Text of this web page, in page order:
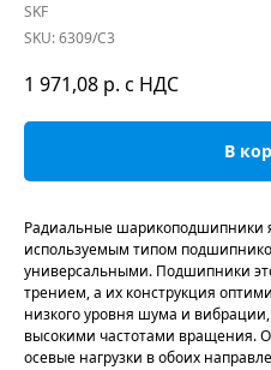
SKF
SKU:6309/C3
1 971,08 р. с НДС
В
Радиальные шарикоподшипники
используемым типом
универсальными. Подшипники
трением, а их конструкция
низкого уровня шума и
высокими частотами вращения.
осевые нагрузки в обоих